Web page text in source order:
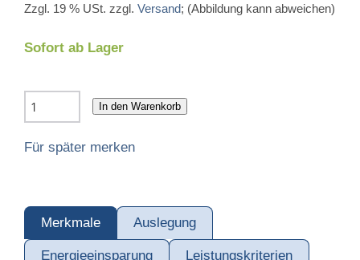
Zzgl. 19 % USt. zzgl. Versand; (Abbildung kann abweichen)
Sofort ab Lager
In den Warenkorb
Für später merken
Merkmale Auslegung
Energieeinsparung Leistungskriterien